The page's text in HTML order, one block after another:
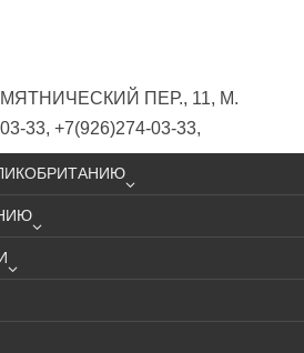
ПЕР., 11, М.
33, +7(926)274-03-33,